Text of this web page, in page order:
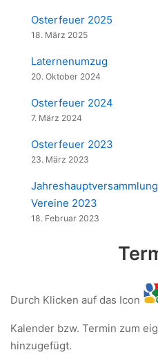
Osterfeuer 2025
18. März 2025
Laternenumzug
20. Oktober 2024
Osterfeuer 2024
7. März 2024
Osterfeuer 2023
23. März 2023
Vereine 2023
18. Februar 2023
Durch Klicken auf das Icon
Kalender bzw. Termin zum
hinzugefügt.